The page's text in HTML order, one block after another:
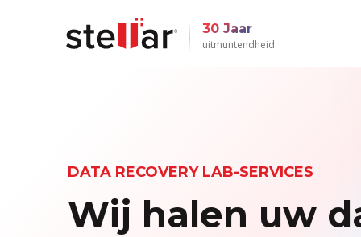
30 Jaar
uitmuntendheid
DATA RECOVERY LAB-SERVICES
Wij halen uw